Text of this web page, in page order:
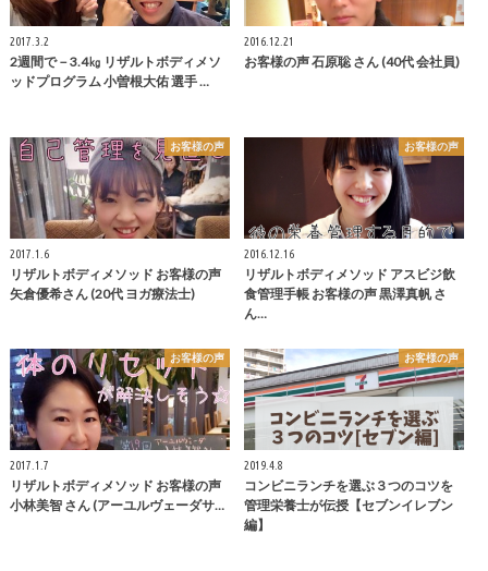
2017.3.2
2週間で－3.4㎏ リザルトボディメソ
ッドプログラム 小曽根大佑 選手 …
2016.12.21
お客様の声 石原聡 さん (40代 会社員)
お客様の声
2017.1.6
リザルトボディメソッド お客様の声
矢倉優希さん (20代 ヨガ療法士)
お客様の声
2016.12.16
リザルトボディメソッド アスビジ飲
食管理手帳 お客様の声 黒澤真帆 さ
ん…
お客様の声
2017.1.7
リザルトボディメソッド お客様の声
小林美智 さん (アーユルヴェーダサ…
お客様の声
2019.4.8
コンビニランチを選ぶ３つのコツを
管理栄養士が伝授【セブンイレブン
編】